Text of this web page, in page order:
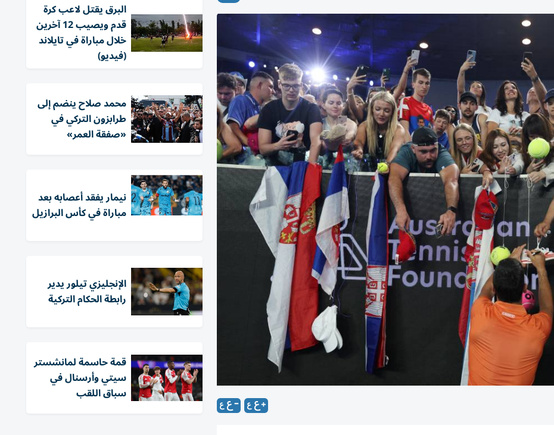
البرق يقتل لاعب كرة
قدم ويصيب 12 آخرين
خلال مباراة في تايلاند
(فيديو)
محمد صلاح ينضم إلى
طرابزون التركي في
«صفقة العمر»
نيمار يفقد أعصابه بعد
مباراة في كأس البرازيل
الإنجليزي تيلور يدير
رابطة الحكام التركية
قمة حاسمة لمانشستر
سيتي وأرسنال في
سباق اللقب